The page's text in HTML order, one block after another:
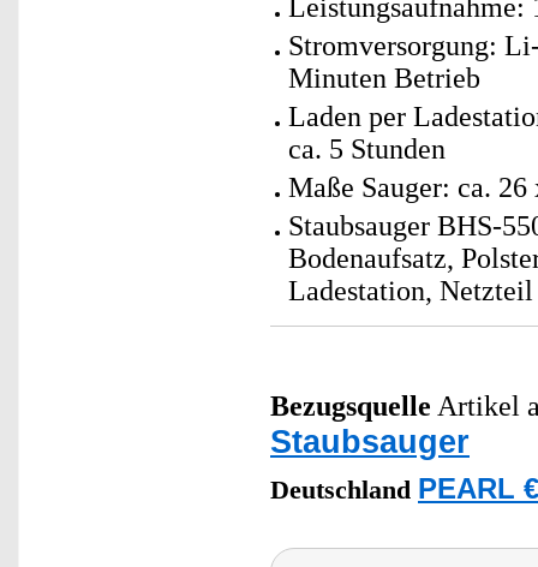
Leistungsaufnahme:
Stromversorgung:
Minuten Betrieb
Laden per
ca. 5 Stunden
Maße Sauger: ca.
Staubsauger BHS-
Bodenaufsatz,
Ladestation,
Bezugsquelle Artikel
Staubsauger
Deutschland PEARL